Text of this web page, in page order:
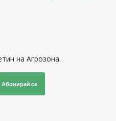
на Агрозона.
Абонирай се